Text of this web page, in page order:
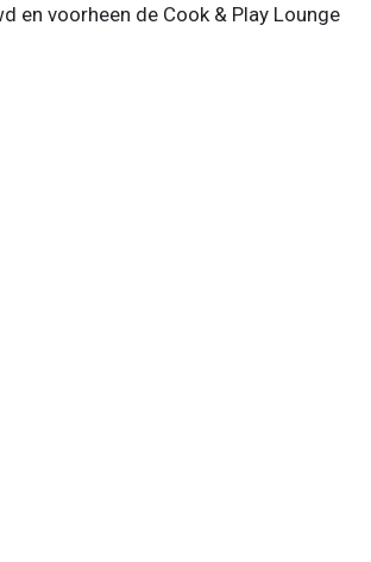
en voorheen de Cook & Play Lounge